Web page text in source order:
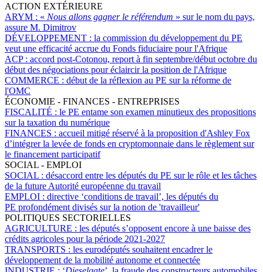
ACTION EXTÉRIEURE
ARYM : « Nous allons gagner le référendum » sur le nom du pays,
assure M. Dimitrov
DÉVELOPPEMENT : la commission du développement du PE
veut une efficacité accrue du Fonds fiduciaire pour l'Afrique
ACP : accord post-Cotonou, report à fin septembre/début octobre du
début des négociations pour éclaircir la position de l'Afrique
COMMERCE : début de la réflexion au PE sur la réforme de
l'OMC
ÉCONOMIE - FINANCES - ENTREPRISES
FISCALITÉ : le PE entame son examen minutieux des propositions
sur la taxation du numérique
FINANCES : accueil mitigé réservé à la proposition d'Ashley Fox
d’intégrer la levée de fonds en cryptomonnaie dans le règlement sur
le financement participatif
SOCIAL - EMPLOI
SOCIAL : désaccord entre les députés du PE sur le rôle et les tâches
de la future Autorité européenne du travail
EMPLOI : directive ‘conditions de travail’, les députés du
PE profondément divisés sur la notion de 'travailleur'
POLITIQUES SECTORIELLES
AGRICULTURE : les députés s’opposent encore à une baisse des
crédits agricoles pour la période 2021-2027
TRANSPORTS : les eurodéputés souhaitent encadrer le
développement de la mobilité autonome et connectée